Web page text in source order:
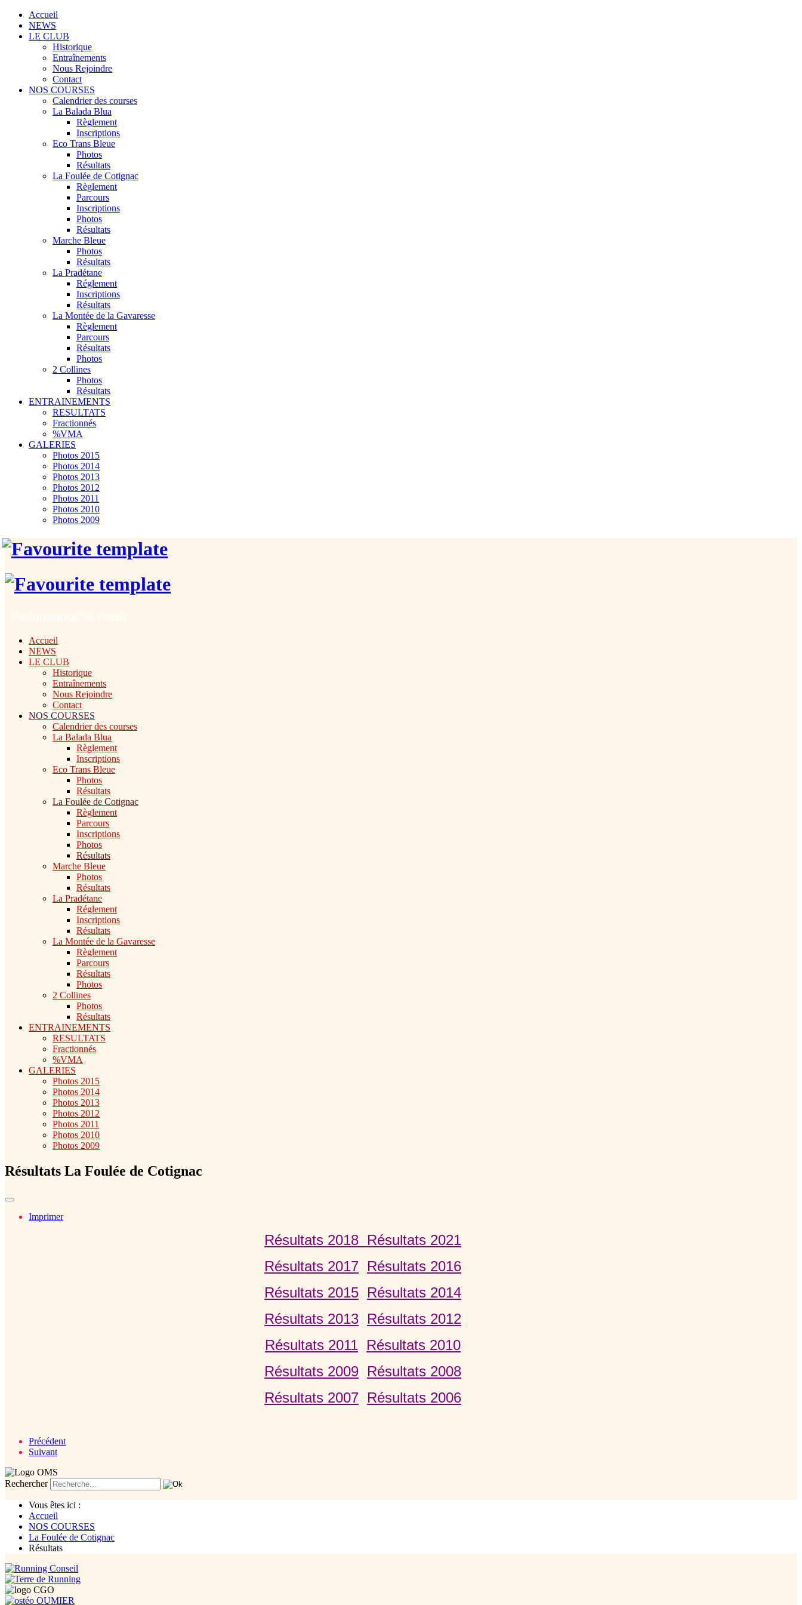
Accueil
NEWS
LE CLUB
Historique
Entraînements
Nous Rejoindre
Contact
NOS COURSES
Calendrier des courses
La Balada Blua
Règlement
Inscriptions
Eco Trans Bleue
Photos
Résultats
La Foulée de Cotignac
Règlement
Parcours
Inscriptions
Photos
Résultats
Marche Bleue
Photos
Résultats
La Pradétane
Réglement
Inscriptions
Résultats
La Montée de la Gavaresse
Règlement
Parcours
Résultats
Photos
2 Collines
Photos
Résultats
ENTRAINEMENTS
RESULTATS
Fractionnés
%VMA
GALERIES
Photos 2015
Photos 2014
Photos 2013
Photos 2012
Photos 2011
Photos 2010
Photos 2009
Accueil
NEWS
LE CLUB
Historique
Entraînements
Nous Rejoindre
Contact
NOS COURSES
Calendrier des courses
La Balada Blua
Règlement
Inscriptions
Eco Trans Bleue
Photos
Résultats
La Foulée de Cotignac
Règlement
Parcours
Inscriptions
Photos
Résultats
Marche Bleue
Photos
Résultats
La Pradétane
Réglement
Inscriptions
Résultats
La Montée de la Gavaresse
Règlement
Parcours
Résultats
Photos
2 Collines
Photos
Résultats
ENTRAINEMENTS
RESULTATS
Fractionnés
%VMA
GALERIES
Photos 2015
Photos 2014
Photos 2013
Photos 2012
Photos 2011
Photos 2010
Photos 2009
Résultats La Foulée de Cotignac
Imprimer
Résultats 2018 Résultats 2021
Résultats 2017 Résultats 2016
Résultats 2015 Résultats 2014
Résultats 2013 Résultats 2012
Résultats 2011 Résultats 2010
Résultats 2009 Résultats 2008
Résultats 2007 Résultats 2006
Précédent
Suivant
Rechercher
Vous êtes ici :
Accueil
NOS COURSES
La Foulée de Cotignac
Résultats